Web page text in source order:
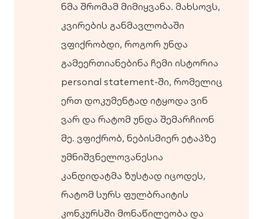
ნმა შრომამ მიმიყვანა. მახსოვს,
კვირების განმავლობაში
ვფიქრობდი, როგორ უნდა
გამეერთიანებინა ჩემი ისტორია
personal statement-ში, რომელიც
ერთ დოკუმენტად იტყოდა ვინ
ვარ და რატომ უნდა შემარჩიონ
მე. ვფიქრობ, ნებისმიერ ეტაპზე
უმნიშვნელოვანესია
კანდიდატმა ზუსტად იცოდეს,
რატომ სურს ფულბრაიტის
კონკურსში მონაწილეობა და